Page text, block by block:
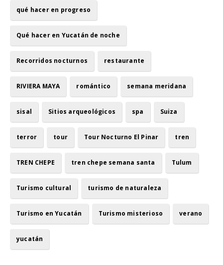
qué hacer en progreso
Qué hacer en Yucatán de noche
Recorridos nocturnos restaurante
RIVIERA MAYA romántico semana meridana
sisal Sitios arqueológicos spa Suiza
terror tour Tour Nocturno El Pinar tren
TREN CHEPE tren chepe semana santa Tulum
Turismo cultural turismo de naturaleza
Turismo en Yucatán Turismo misterioso verano
yucatán